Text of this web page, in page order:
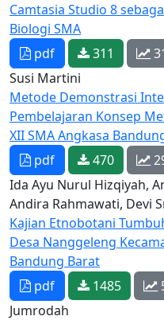
Camtasia Studio 8
Biologi SMA
pdf
311
Susi Martini
Metode Demonstrasi
Pembelajaran Konsep
XII SMA Angkasa
pdf
470
Ida Ayu Nurul Hizqiyah,
Andira Rahmawati, Devi
Kajian Etnobotani
Desa Nanggeleng
Bandung Barat
pdf
1485
Jumrodah